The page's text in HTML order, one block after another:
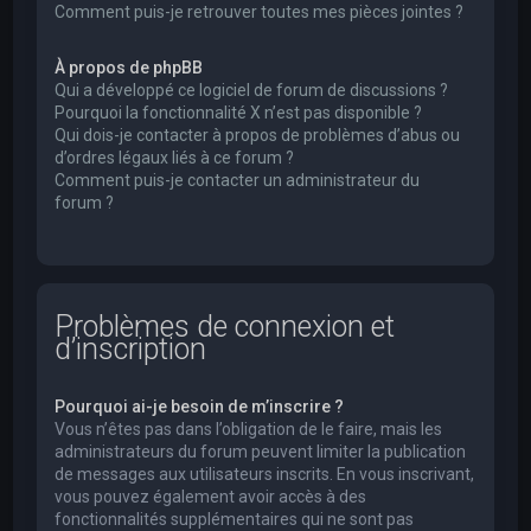
Comment puis-je retrouver toutes mes pièces jointes ?
À propos de phpBB
Qui a développé ce logiciel de forum de discussions ?
Pourquoi la fonctionnalité X n’est pas disponible ?
Qui dois-je contacter à propos de problèmes d’abus ou
d’ordres légaux liés à ce forum ?
Comment puis-je contacter un administrateur du
forum ?
Problèmes de connexion et
d’inscription
Pourquoi ai-je besoin de m’inscrire ?
Vous n’êtes pas dans l’obligation de le faire, mais les
administrateurs du forum peuvent limiter la publication
de messages aux utilisateurs inscrits. En vous inscrivant,
vous pouvez également avoir accès à des
fonctionnalités supplémentaires qui ne sont pas